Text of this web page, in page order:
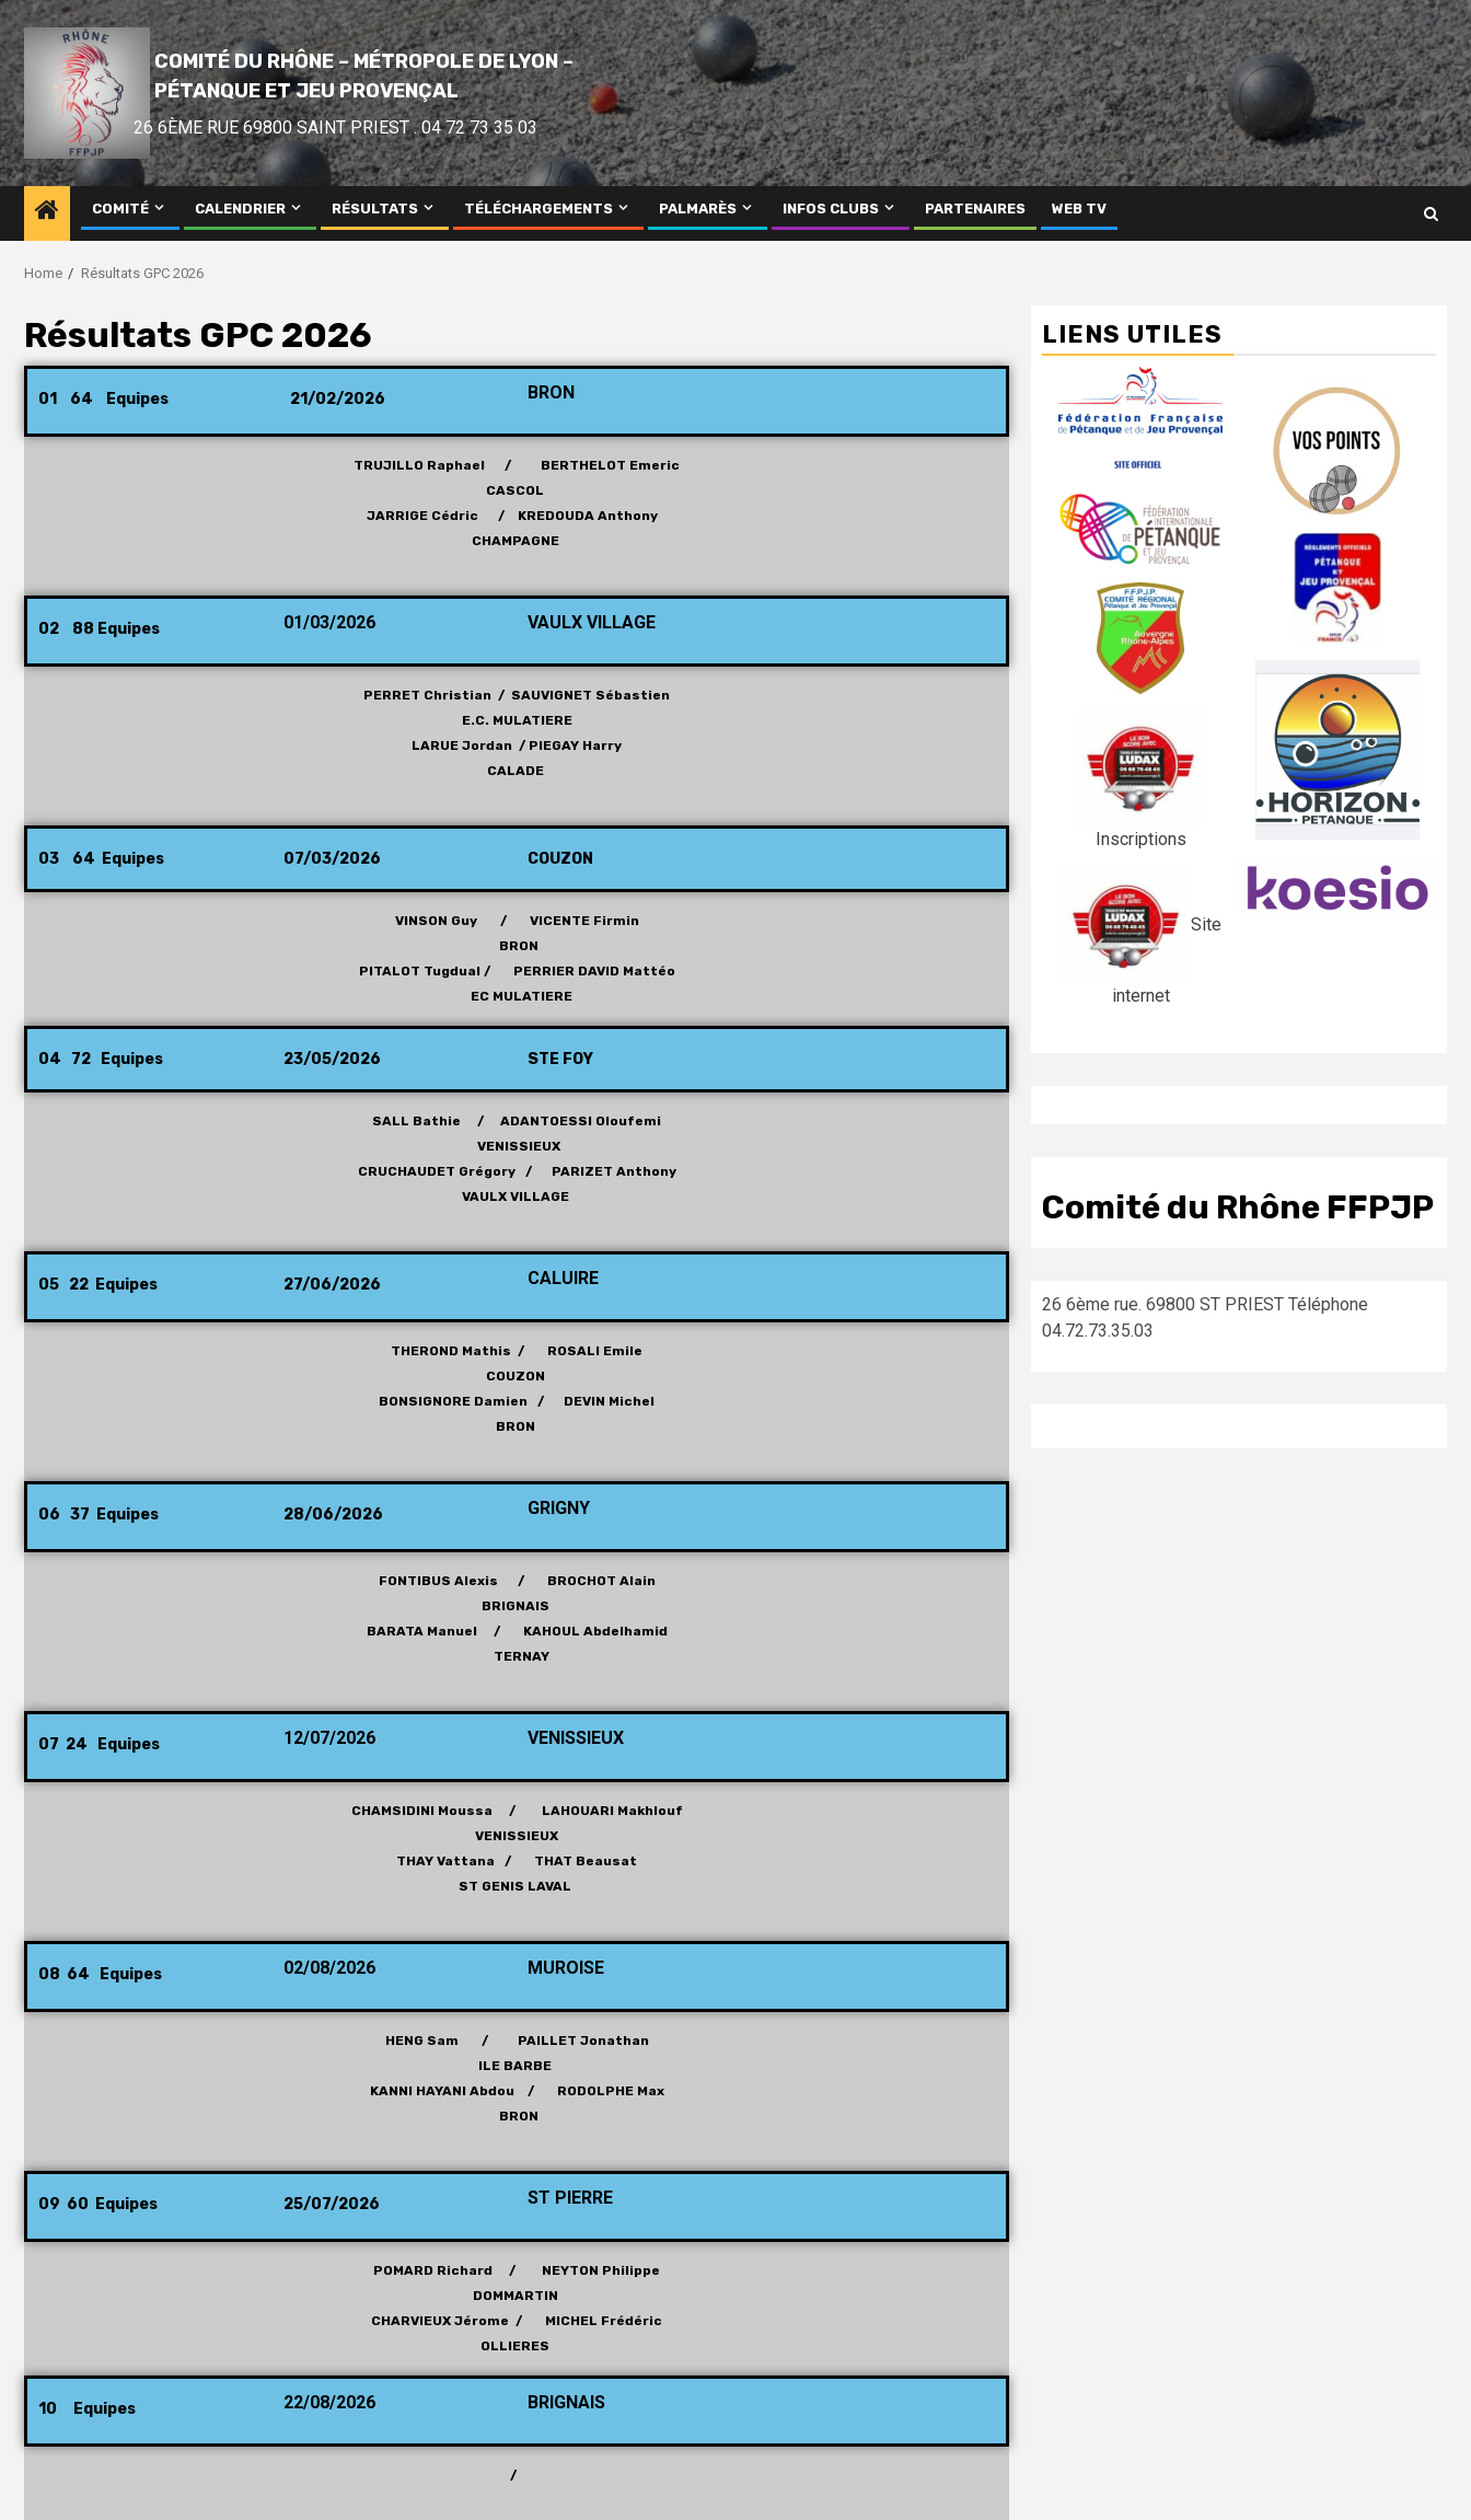
COMITÉ DU RHÔNE – MÉTROPOLE DE LYON –
PÉTANQUE ET JEU PROVENÇAL
26 6ÈME RUE 69800 SAINT PRIEST . 04 72 73 35 03
COMITÉ CALENDRIER RÉSULTATS TÉLÉCHARGEMENTS PALMARÈS INFOS CLUBS PARTENAIRES WEB TV
Home Résultats GPC 2026
Résultats GPC 2026
01 64 Equipes 21/02/2026 BRON
TRUJILLO Raphael / BERTHELOT Emeric
CASCOL
JARRIGE Cédric / KREDOUDA Anthony
CHAMPAGNE
02 88 Equipes 01/03/2026 VAULX VILLAGE
PERRET Christian / SAUVIGNET Sébastien
E.C. MULATIERE
LARUE Jordan / PIEGAY Harry
CALADE
03 64 Equipes 07/03/2026 COUZON
VINSON Guy / VICENTE Firmin
BRON
PITALOT Tugdual / PERRIER DAVID Mattéo
EC MULATIERE
04 72 Equipes 23/05/2026 STE FOY
SALL Bathie / ADANTOESSI Oloufemi
VENISSIEUX
CRUCHAUDET Grégory / PARIZET Anthony
VAULX VILLAGE
05 22 Equipes 27/06/2026 CALUIRE
THEROND Mathis / ROSALI Emile
COUZON
BONSIGNORE Damien / DEVIN Michel
BRON
06 37 Equipes 28/06/2026 GRIGNY
FONTIBUS Alexis / BROCHOT Alain
BRIGNAIS
BARATA Manuel / KAHOUL Abdelhamid
TERNAY
07 24 Equipes 12/07/2026 VENISSIEUX
CHAMSIDINI Moussa / LAHOUARI Makhlouf
VENISSIEUX
THAY Vattana / THAT Beausat
ST GENIS LAVAL
08 64 Equipes 02/08/2026 MUROISE
HENG Sam / PAILLET Jonathan
ILE BARBE
KANNI HAYANI Abdou / RODOLPHE Max
BRON
09 60 Equipes 25/07/2026 ST PIERRE
POMARD Richard / NEYTON Philippe
DOMMARTIN
CHARVIEUX Jérome / MICHEL Frédéric
OLLIERES
10 Equipes 22/08/2026 BRIGNAIS
/
LIENS UTILES
Inscriptions
Site
internet
Comité du Rhône FFPJP
26 6ème rue. 69800 ST PRIEST Téléphone
04.72.73.35.03